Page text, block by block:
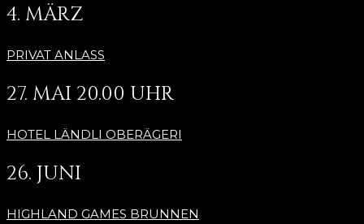
4. MÄRZ
PRIVAT ANLASS
27. MAI 20.00 UHR
HOTEL LÄNDLI OBERÄGERI
26. JUNI
HIGHLAND GAMES BRUNNEN